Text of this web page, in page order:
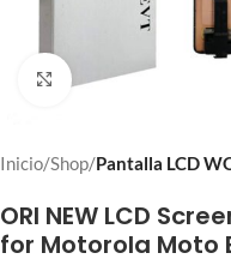
Click to enlarge
Inicio Shop Pantalla LCD
ORI NEW LCD
for Motorola Moto